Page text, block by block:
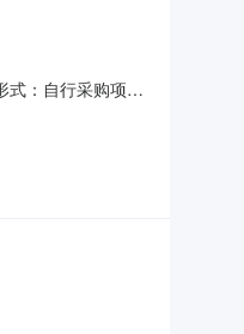
式：自行采购项目
信息邀请函名